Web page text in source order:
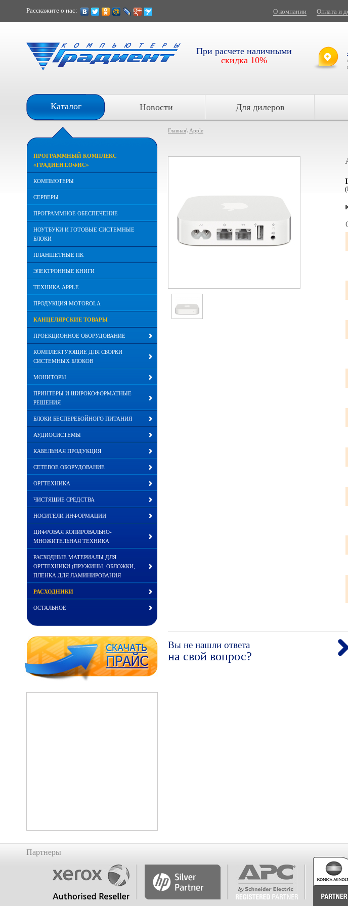
Расскажите о нас: О компании Оплата и
При расчете наличными
скидка 10%
Каталог Новости Для дилеров
ПРОГРАММНЫЙ КОМПЛЕКС
«ГРАДИЕНТ.ОФИС»
КОМПЬЮТЕРЫ
СЕРВЕРЫ
ПРОГРАММНОЕ ОБЕСПЕЧЕНИЕ
НОУТБУКИ И ГОТОВЫЕ СИСТЕМНЫЕ
БЛОКИ
ПЛАНШЕТНЫЕ ПК
ЭЛЕКТРОННЫЕ КНИГИ
ТЕХНИКА APPLE
ПРОДУКЦИЯ MOTOROLA
КАНЦЕЛЯРСКИЕ ТОВАРЫ
ПРОЕКЦИОННОЕ ОБОРУДОВАНИЕ
КОМПЛЕКТУЮЩИЕ ДЛЯ СБОРКИ
СИСТЕМНЫХ БЛОКОВ
МОНИТОРЫ
ПРИНТЕРЫ И ШИРОКОФОРМАТНЫЕ
РЕШЕНИЯ
БЛОКИ БЕСПЕРЕБОЙНОГО ПИТАНИЯ
АУДИОСИСТЕМЫ
КАБЕЛЬНАЯ ПРОДУКЦИЯ
СЕТЕВОЕ ОБОРУДОВАНИЕ
ОРГТЕХНИКА
ЧИСТЯЩИЕ СРЕДСТВА
НОСИТЕЛИ ИНФОРМАЦИИ
ЦИФРОВАЯ КОПИРОВАЛЬНО-
МНОЖИТЕЛЬНАЯ ТЕХНИКА
РАСХОДНЫЕ МАТЕРИАЛЫ ДЛЯ
ОРГТЕХНИКИ (ПРУЖИНЫ, ОБЛОЖКИ,
ПЛЕНКА ДЛЯ ЛАМИНИРОВАНИЯ
РАСХОДНИКИ
ОСТАЛЬНОЕ
Главная\ Apple
Вы не нашли ответа
на свой вопрос?
Партнеры